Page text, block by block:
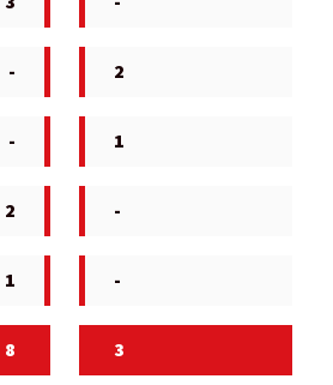
- 2
- 1
2 -
1 -
8 3